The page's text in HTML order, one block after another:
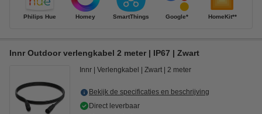
Philips Hue Homey SmartThings Google* HomeKit**
Innr Outdoor verlengkabel 2 meter | IP67 | Zwart
Innr Verlengkabel Zwart 2 meter
Bekijk de specificaties en beschrijving
Direct leverbaar